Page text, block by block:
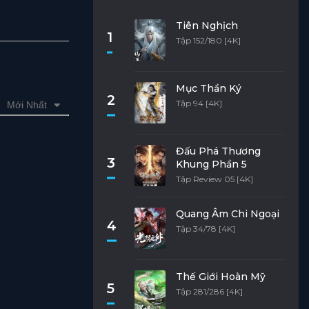
Mới Nhất
1
Tiên Nghịch
Tập 152/180 [4K]
2
Mục Thần Ký
Tập 94 [4K]
3
Đấu Phá Thương
Khung Phần 5
Tập Review 05 [4K]
4
Quang Âm Chi Ngoại
Tập 34/78 [4K]
5
Thế Giới Hoàn Mỹ
Tập 281/286 [4K]